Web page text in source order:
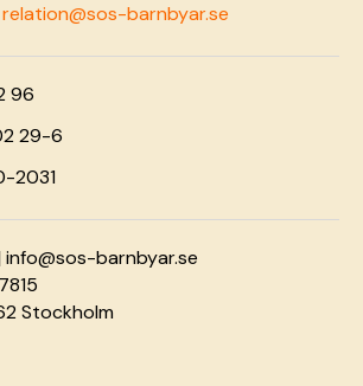
relation@sos-barnbyar.se
96
29-6
2031
info@sos-barnbyar.se
Stockholm